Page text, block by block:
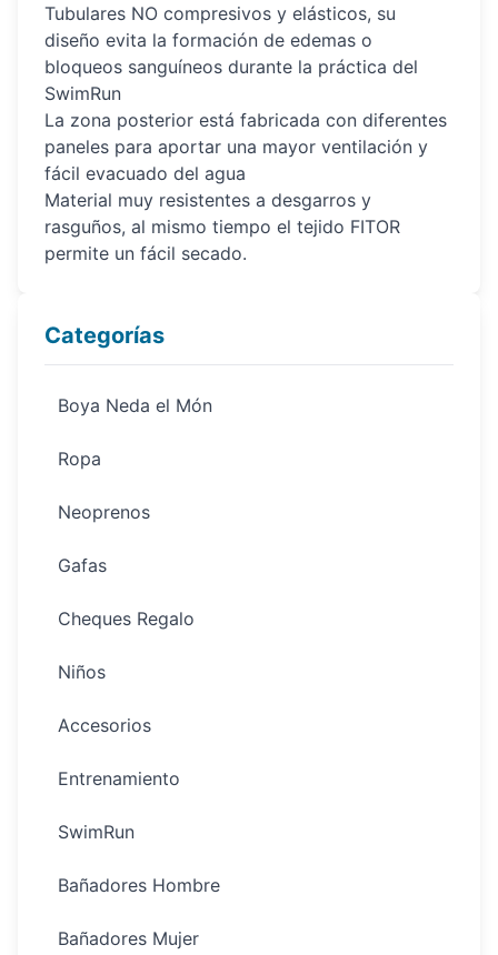
Categorías
Boya Neda el Món
Ropa
Neoprenos
Gafas
Cheques Regalo
Niños
Accesorios
Entrenamiento
SwimRun
Bañadores Hombre
Bañadores Mujer
Tubulares NO compresivos y elásticos, su
diseño evita la formación de edemas o
bloqueos sanguíneos durante la práctica del
SwimRun
La zona posterior está fabricada con diferentes
paneles para aportar una mayor ventilación y
fácil evacuado del agua
Material muy resistentes a desgarros y
rasguños, al mismo tiempo el tejido FITOR
permite un fácil secado.